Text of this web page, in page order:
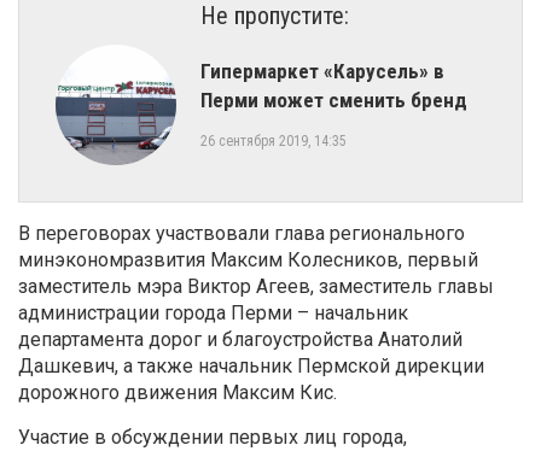
Не пропустите:
Гипермаркет «Карусель» в
Перми может сменить бренд
26 сентября 2019, 14:35
В переговорах участвовали глава регионального
минэкономразвития Максим Колесников, первый
заместитель мэра Виктор Агеев, заместитель главы
администрации города Перми – начальник
департамента дорог и благоустройства Анатолий
Дашкевич, а также начальник Пермской дирекции
дорожного движения Максим Кис.
Участие в обсуждении первых лиц города,